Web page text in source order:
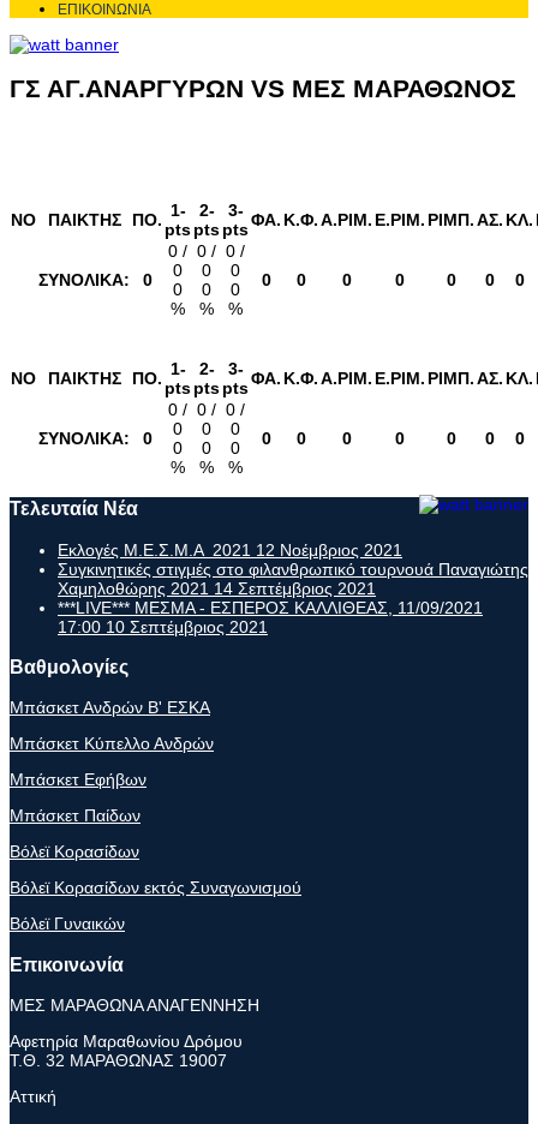
ΕΠΙΚΟΙΝΩΝΙΑ
ΓΣ ΑΓ.ΑΝΑΡΓΥΡΩΝ VS ΜΕΣ ΜΑΡΑΘΩΝΟΣ
NO ΠΑΙΚΤΗΣ ΠΟ. 1-
pts
2-
pts
3-
ptsΦΑ. K.Φ.Α.ΡΙΜ. Ε.ΡΙM. ΡΙΜΠ.ΑΣ. ΚΛ.
ΣΥΝΟΛΙΚΑ: 0
0 /
0
0
%
0 /
0
0
%
0 /
0
0
%
0 0 0 0 0 0 0
NO ΠΑΙΚΤΗΣ ΠΟ. 1-
pts
2-
pts
3-
ptsΦΑ. K.Φ.Α.ΡΙΜ. Ε.ΡΙM. ΡΙΜΠ.ΑΣ. ΚΛ.
ΣΥΝΟΛΙΚΑ: 0
0 /
0
0
%
0 /
0
0
%
0 /
0
0
%
0 0 0 0 0 0 0
Τελευταία Νέα
Εκλογές Μ.Ε.Σ.Μ.Α 2021 12 Νοέμβριος 2021
Συγκινητικές στιγμές στο φιλανθρωπικό τουρνουά Παναγιώτης
Χαμηλοθώρης 2021 14 Σεπτέμβριος 2021
***LIVE*** ΜΕΣΜΑ - ΕΣΠΕΡΟΣ ΚΑΛΛΙΘΕΑΣ, 11/09/2021
17:00 10 Σεπτέμβριος 2021
Βαθμολογίες
Μπάσκετ Ανδρών Β' ΕΣΚΑ
Μπάσκετ Κύπελλο Ανδρών
Μπάσκετ Εφήβων
Μπάσκετ Παίδων
Βόλεϊ Κορασίδων
Βόλεϊ Κορασίδων εκτός Συναγωνισμού
Βόλεϊ Γυναικών
Επικοινωνία
ΜΕΣ ΜΑΡΑΘΩΝΑ ΑΝΑΓΕΝΝΗΣΗ
Αφετηρία Μαραθωνίου Δρόμου
Τ.Θ. 32 ΜΑΡΑΘΩΝΑΣ 19007
Αττική